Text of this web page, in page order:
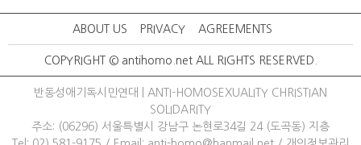
ABOUT US PRIVACY AGREEMENTS
COPYRIGHT © antihomo.net ALL RIGHTS RESERVED.
반동성애기독시민연대 | ANTI-HOMOSEXUALITY CHRISTIAN
SOLIDARITY
주소: (06296) 서울특별시 강남구 논현로34길 24 (도곡동) 지층